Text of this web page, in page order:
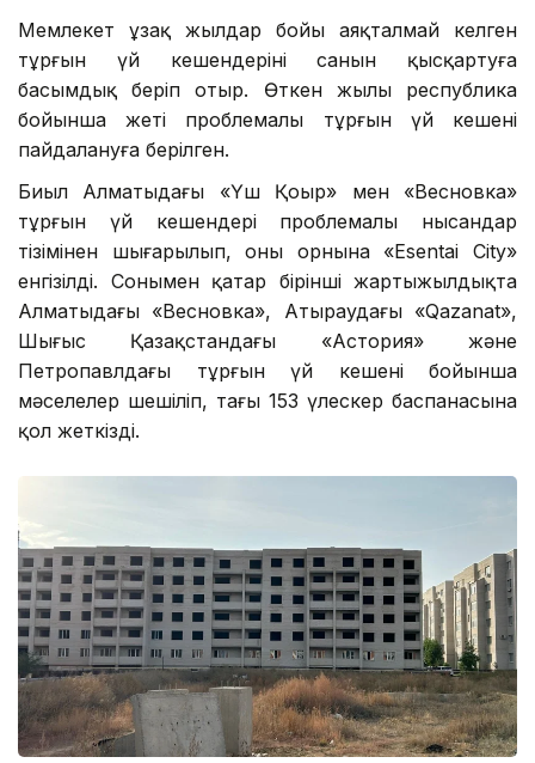
Мемлекет ұзақ жылдар бойы аяқталмай келген
тұрғын үй кешендерінің санын қысқартуға
басымдық беріп отыр. Өткен жылы республика
бойынша жеті проблемалы тұрғын үй кешені
пайдалануға берілген.
Биыл Алматыдағы «Үш Қоңыр» мен «Весновка»
тұрғын үй кешендері проблемалы нысандар
тізімінен шығарылып, оның орнына «Esentai City»
енгізілді. Сонымен қатар бірінші жартыжылдықта
Алматыдағы «Весновка», Атыраудағы «Qazanat»,
Шығыс Қазақстандағы «Астория» және
Петропавлдағы тұрғын үй кешені бойынша
мәселелер шешіліп, тағы 153 үлескер баспанасына
қол жеткізді.